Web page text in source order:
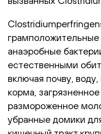
анаэробные
естественными
включая почву,
корма,
размороженное
убранные домики